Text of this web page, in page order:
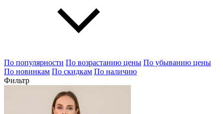
По популярности По возрастанию цены По убыванию цены
По новинкам По скидкам По наличию
Фильтр